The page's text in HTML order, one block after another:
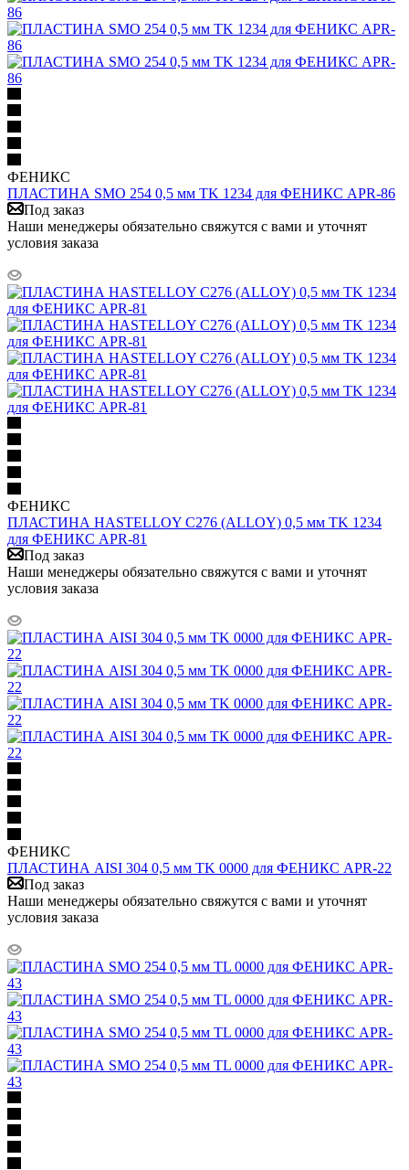
ФЕНИКС
ПЛАСТИНА SMO 254 0,5 мм TK 1234 для ФЕНИКС APR-86
Под заказ
Наши менеджеры обязательно свяжутся с вами и уточнят
условия заказа
ФЕНИКС
ПЛАСТИНА HASTELLOY C276 (ALLOY) 0,5 мм TK 1234
для ФЕНИКС APR-81
Под заказ
Наши менеджеры обязательно свяжутся с вами и уточнят
условия заказа
ФЕНИКС
ПЛАСТИНА AISI 304 0,5 мм TK 0000 для ФЕНИКС APR-22
Под заказ
Наши менеджеры обязательно свяжутся с вами и уточнят
условия заказа